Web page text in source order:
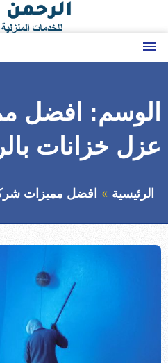
إلى
القائمة
الوسم:
افضل
عزل خزانات
الرئيسية افضل مميزات